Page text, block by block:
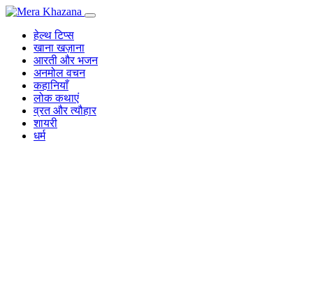
Skip
contentहेल्थ टिप्स
खाना खज़ाना
आरती और भजन
अनमोल वचन
कहानियाँ
लोक कथाएं
व्रत और त्यौहार
शायरी
धर्म